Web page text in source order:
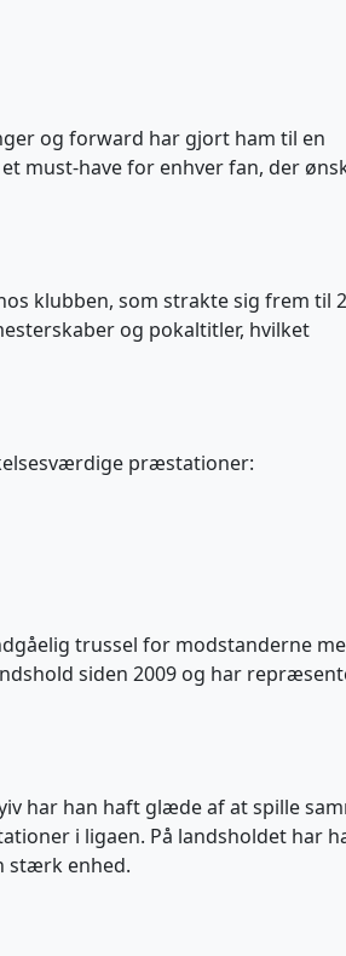
og forward har gjort ham til en
must-have for enhver fan, der
klubben, som strakte sig frem til
og pokaltitler, hvilket
præstationer:
trussel for modstanderne
siden 2009 og har
har han haft glæde af at spille
i ligaen. På landsholdet har
stærk enhed.